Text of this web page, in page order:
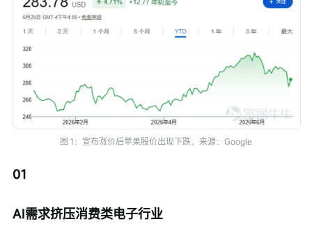
图 1：宣布涨价后苹果股价出现下跌，来源：Google
01
AI需求挤压消费类电子行业